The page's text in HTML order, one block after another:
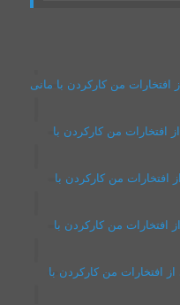
من کارکردن با مانی
افتخارات من کارکردن با
من کارکردن با
من کارکردن با
افتخارات من کارکردن با